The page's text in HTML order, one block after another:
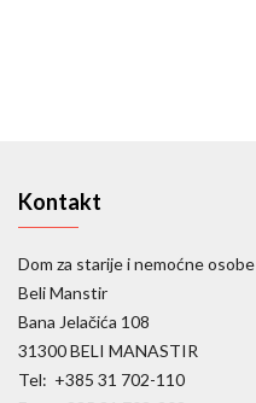
Kontakt
Dom za starije i nemoćne osobe
Beli Manstir
Bana Jelačića 108
31300 BELI MANASTIR
Tel: +385 31 702-110